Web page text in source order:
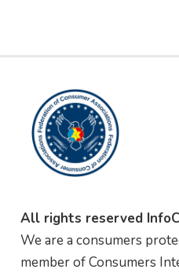
All rights reserved
We are a consumers
member of Consumers